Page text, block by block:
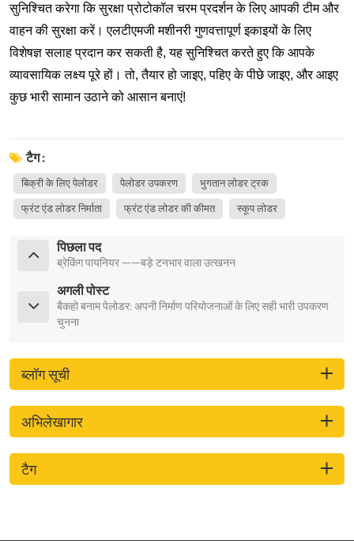
सुनिश्चित करेगा कि सुरक्षा प्रोटोकॉल चरम प्रदर्शन के लिए आपकी टीम और
वाहन की सुरक्षा करें। एलटीएमजी मशीनरी गुणवत्तापूर्ण इकाइयों के लिए
विशेषज्ञ सलाह प्रदान कर सकती है, यह सुनिश्चित करते हुए कि आपके
व्यावसायिक लक्ष्य पूरे हों।तो, तैयार हो जाइए, पहिए के पीछे जाइए, और आइए
कुछ भारी सामान उठाने को आसान बनाएं!
टैग :
बिक्री के लिए पेलोडर पेलोडर उपकरण भुगतान लोडर ट्रक
फ्रंट एंड लोडर निर्माता फ्रंट एंड लोडर की कीमत स्कूप लोडर
पिछला पद
ब्रेकिंग पायनियर ——बड़े टनभार वाला उत्खनन
अगली पोस्ट
बैकहो बनाम पेलोडर: अपनी निर्माण परियोजनाओं के लिए सही भारी उपकरण
चुनना
ब्लॉग सूची
अभिलेखागार
टैग